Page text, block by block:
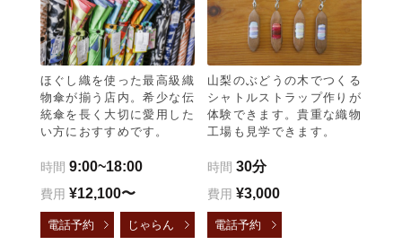
ほぐし織を使った最高級織
物傘が揃う店内。希少な伝
統傘を長く大切に愛用した
い方におすすめです。
時間 9:00~18:00
費用 ¥12,100〜
電話予約 じゃらん
山梨のぶどうの木でつくる
シャトルストラップ作りが
体験できます。貴重な織物
工場も見学できます。
時間 30分
費用 ¥3,000
電話予約